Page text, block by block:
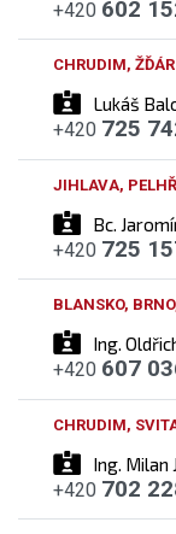
+420 602
Lukáš
CHRUDIM,
+420 725
Bc.
JIHLAVA,
+420 725
Ing.
BLANSKO,
+420 607
Ing. Milan
CHRUDIM,
+420 702